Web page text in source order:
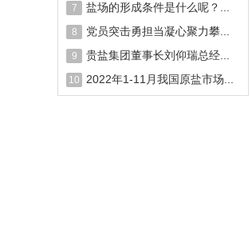
7 盐场的形成条件是什么呢？...
8 党员突击勇担当凝心聚力攀...
9 贵盐集团董事长刘仰瑞总经...
10 2022年1-11月我国原盐市场...